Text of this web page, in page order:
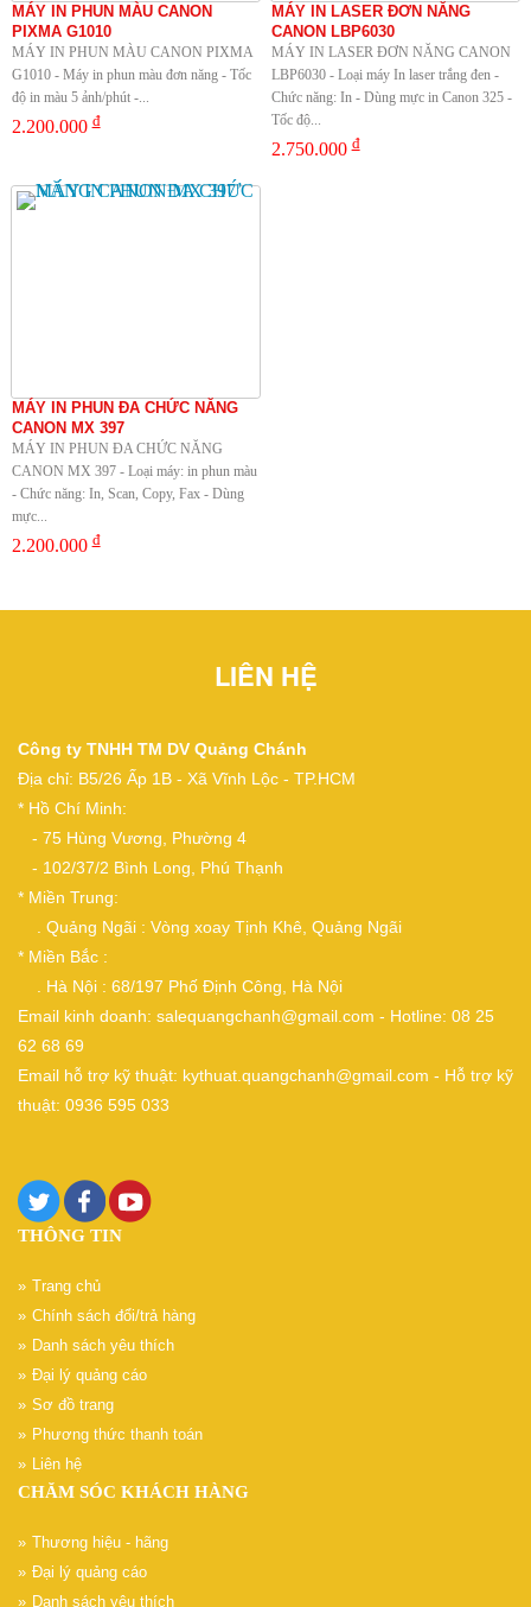
MÁY IN PHUN MÀU CANON
PIXMA G1010
MÁY IN PHUN MÀU CANON PIXMA
G1010 - Máy in phun màu đơn năng - Tốc
độ in màu 5 ảnh/phút -...
2.200.000đ
MÁY IN LASER ĐƠN NĂNG
CANON LBP6030
MÁY IN LASER ĐƠN NĂNG CANON
LBP6030 - Loại máy In laser trắng đen -
Chức năng: In - Dùng mực in Canon 325 -
Tốc độ...
2.750.000đ
MÁY IN PHUN ĐA CHỨC NĂNG
CANON MX 397
MÁY IN PHUN ĐA CHỨC NĂNG
CANON MX 397 - Loại máy: in phun màu
- Chức năng: In, Scan, Copy, Fax - Dùng
mực...
2.200.000đ
LIÊN HỆ
Công ty TNHH TM DV Quảng Chánh
Địa chỉ: B5/26 Ấp 1B - Xã Vĩnh Lộc - TP.HCM
* Hồ Chí Minh:
- 75 Hùng Vương, Phường 4
- 102/37/2 Bình Long, Phú Thạnh
* Miền Trung:
. Quảng Ngãi : Vòng xoay Tịnh Khê, Quảng Ngãi
* Miền Bắc :
. Hà Nội : 68/197 Phố Định Công, Hà Nội
Email kinh doanh: salequangchanh@gmail.com - Hotline: 08 25
62 68 69
Email hỗ trợ kỹ thuật: kythuat.quangchanh@gmail.com - Hỗ trợ kỹ
thuật: 0936 595 033
THÔNG TIN
Trang chủ
Chính sách đổi/trả hàng
Danh sách yêu thích
Đại lý quảng cáo
Sơ đồ trang
Phương thức thanh toán
Liên hệ
CHĂM SÓC KHÁCH HÀNG
Thương hiệu - hãng
Đại lý quảng cáo
Danh sách yêu thích